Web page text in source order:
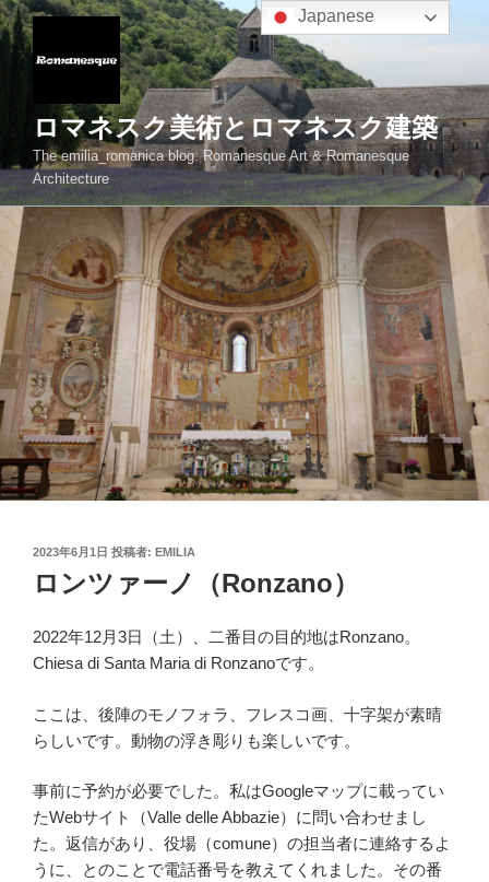
コ
ン
ス
キ
ッ
プ
ロマネスク美術とロマネスク建築
The emilia_romanica blog: Romanesque Art & Romanesque
Architecture
投
日:
2023年6月1日 投稿者: EMILIA
ロンツァーノ（Ronzano）
2022年12月3日（土）、二番目の目的地はRonzano。
Chiesa di Santa Maria di Ronzanoです。
ここは、後陣のモノフォラ、フレスコ画、十字架が素晴
らしいです。動物の浮き彫りも楽しいです。
事前に予約が必要でした。私はGoogleマップに載ってい
たWebサイト（Valle delle Abbazie）に問い合わせまし
た。返信があり、役場（comune）の担当者に連絡するよ
うに、とのことで電話番号を教えてくれました。その番
Japanese